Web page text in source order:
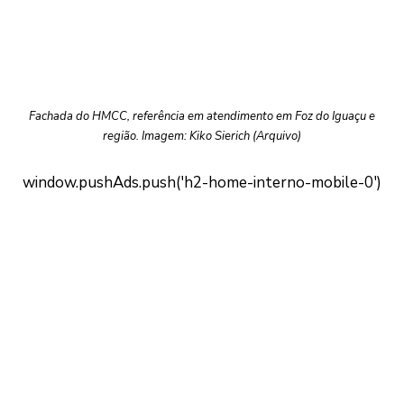
Fachada do HMCC, referência em atendimento em Foz do Iguaçu e
região. Imagem: Kiko Sierich (Arquivo)